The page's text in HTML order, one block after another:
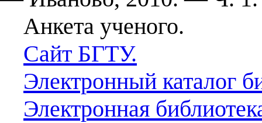
Анкета ученого.
Сайт БГТУ.
Электронный каталог
Электронная